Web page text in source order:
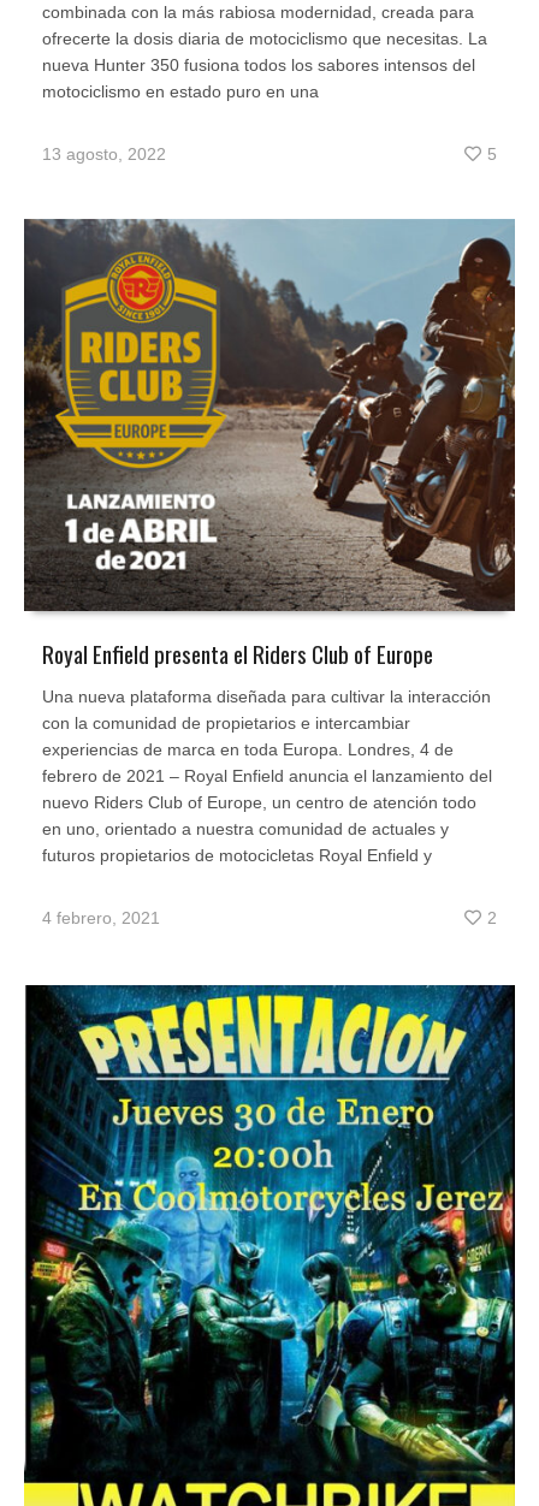
combinada con la más rabiosa modernidad, creada para
ofrecerte la dosis diaria de motociclismo que necesitas. La
nueva Hunter 350 fusiona todos los sabores intensos del
motociclismo en estado puro en una
13 agosto, 2022 5
Royal Enfield presenta el Riders Club of Europe
Una nueva plataforma diseñada para cultivar la interacción
con la comunidad de propietarios e intercambiar
experiencias de marca en toda Europa. Londres, 4 de
febrero de 2021 – Royal Enfield anuncia el lanzamiento del
nuevo Riders Club of Europe, un centro de atención todo
en uno, orientado a nuestra comunidad de actuales y
futuros propietarios de motocicletas Royal Enfield y
4 febrero, 2021 2